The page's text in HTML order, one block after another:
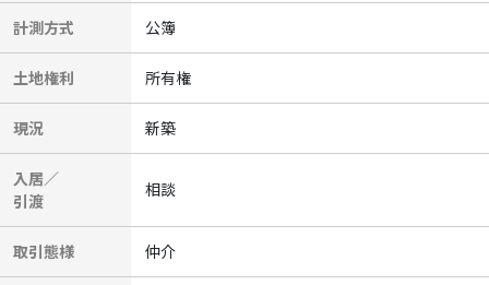
計測方式 公簿
土地権利 所有権
現況 新築
入居／
引渡
相談
取引態様 仲介